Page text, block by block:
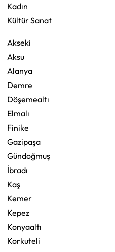
Kadın
Kültür Sanat
Akseki
Aksu
Alanya
Demre
Döşemealtı
Elmalı
Finike
Gazipaşa
Gündoğmuş
İbradı
Kaş
Kemer
Kepez
Konyaaltı
Korkuteli